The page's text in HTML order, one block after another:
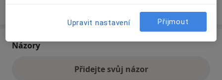
Názory
Přidejte svůj názor
Upravit nastavení Přijmout